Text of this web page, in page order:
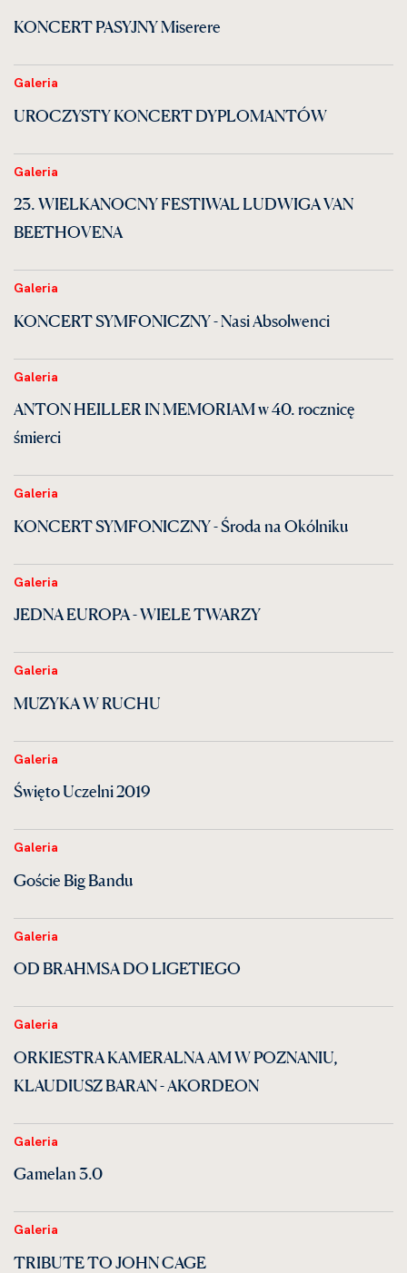
KONCERT PASYJNY Miserere
Galeria
UROCZYSTY KONCERT DYPLOMANTÓW
Galeria
23. WIELKANOCNY FESTIWAL LUDWIGA VAN
BEETHOVENA
Galeria
KONCERT SYMFONICZNY - Nasi Absolwenci
Galeria
ANTON HEILLER IN MEMORIAM w 40. rocznicę
śmierci
Galeria
KONCERT SYMFONICZNY - Środa na Okólniku
Galeria
JEDNA EUROPA - WIELE TWARZY
Galeria
MUZYKA W RUCHU
Galeria
Święto Uczelni 2019
Galeria
Goście Big Bandu
Galeria
OD BRAHMSA DO LIGETIEGO
Galeria
ORKIESTRA KAMERALNA AM W POZNANIU,
KLAUDIUSZ BARAN - AKORDEON
Galeria
Gamelan 3.0
Galeria
TRIBUTE TO JOHN CAGE